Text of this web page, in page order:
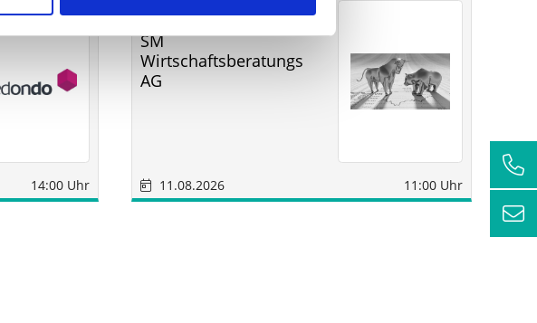
14:00 Uhr
SM
Wirtschaftsberatungs
AG
11.08.2026 11:00 Uhr